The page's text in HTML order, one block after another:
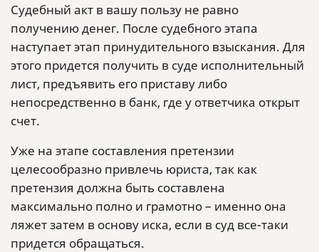
Судебный акт в вашу пользу не равно
получению денег. После судебного этапа
наступает этап принудительного взыскания. Для
этого придется получить в суде исполнительный
лист, предъявить его приставу либо
непосредственно в банк, где у ответчика открыт
счет.
Уже на этапе составления претензии
целесообразно привлечь юриста, так как
претензия должна быть составлена
максимально полно и грамотно – именно она
ляжет затем в основу иска, если в суд все-таки
придется обращаться.